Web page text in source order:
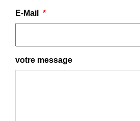
E-Mail *
votre message